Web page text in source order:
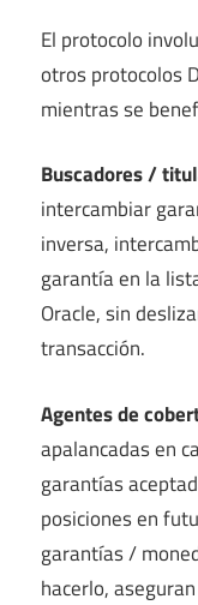
El protocolo
otros protocolos
mientras se
Buscadores /
intercambiar
inversa,
garantía en la
Oracle, sin
transacción.
Agentes de
apalancadas en
garantías
posiciones en
garantías /
hacerlo,